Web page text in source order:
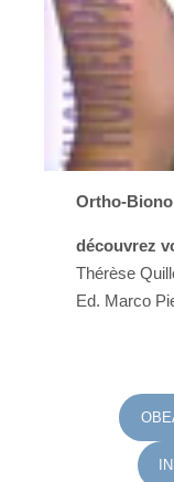
Ortho-
découvrez
Thérèse
Ed. Marco